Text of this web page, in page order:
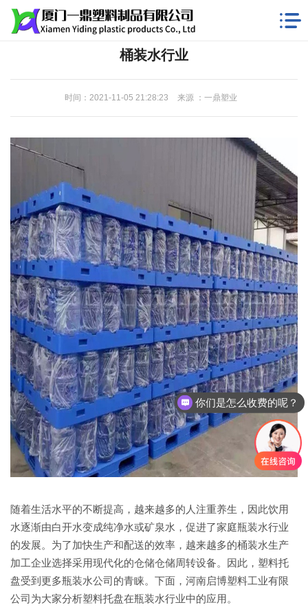
桶装水行业
时间：2021-11-05 21:28:23 来源 ：一鼎塑业
随着生活水平的不断提高，越来越多的人注重养生，因此饮用
水逐渐由白开水变成纯净水或矿泉水，促进了家庭瓶装水行业
的发展。为了加快生产和配送的效率，越来越多的桶装水生产
加工企业选择采用现代化的仓储仓储周转设备。因此，塑料托
盘受到更多瓶装水公司的青睐。下面，河南启博塑料工业有限
公司为大家分析塑料托盘在瓶装水行业中的应用。
你们是怎么收费的呢？